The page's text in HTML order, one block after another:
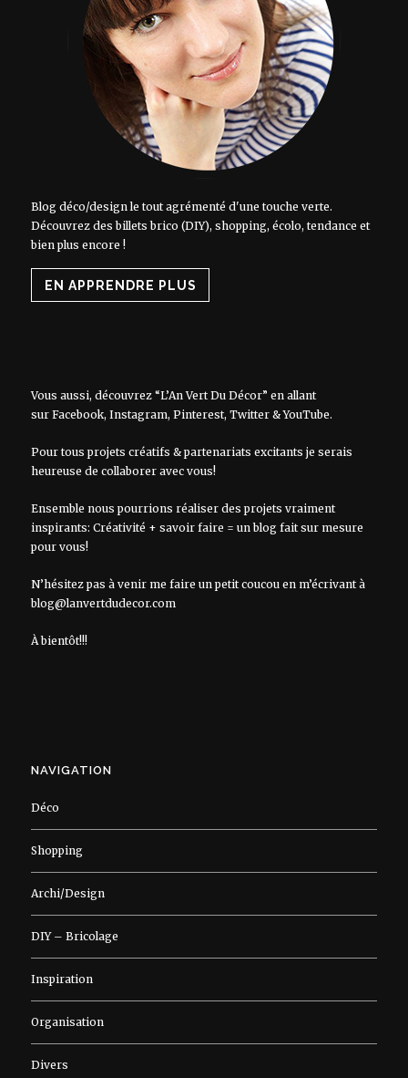
Blog déco/design le tout agrémenté d'une touche verte.
Découvrez des billets brico (DIY), shopping, écolo, tendance et
bien plus encore !
EN APPRENDRE PLUS
Vous aussi, découvrez “L’An Vert Du Décor” en allant
sur Facebook, Instagram, Pinterest, Twitter&YouTube.
Pour tous projets créatifs & partenariats excitants je serais
heureuse de collaborer avec vous!
Ensemble nous pourrions réaliser des projets vraiment
inspirants: Créativité + savoir faire = un blog fait sur mesure
pour vous!
N’hésitez pas à venir me faire un petit coucou en m’écrivant à
blog@lanvertdudecor.com
À bientôt!!!
NAVIGATION
Déco
Shopping
Archi/Design
DIY – Bricolage
Inspiration
Organisation
Divers